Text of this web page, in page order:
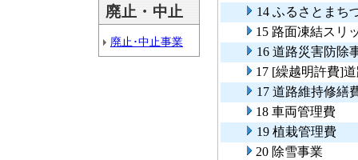
廃止・中止
廃止･中止事業
14 ふるさとまち
15 路面凍結スリ
16 道路災害防除
17 [繰越明許費]
17 道路維持修繕
18 車両管理費
19 植栽管理費
20 除雪事業